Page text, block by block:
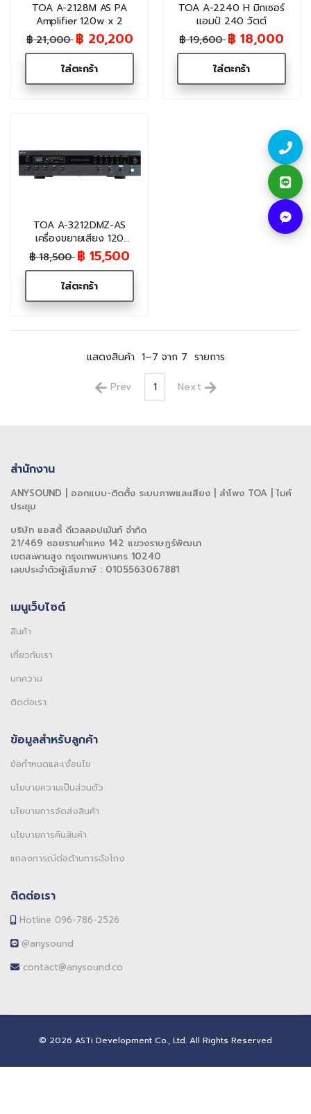
TOA A-2128M AS PA
Amplifier 120w x 2
฿ 21,000 ฿ 20,200
ใส่ตะกร้า
TOA A-2240 H มิกเซอร์
แอมป์ 240 วัตต์
฿ 19,600฿ 18,000
ใส่ตะกร้า
TOA A-3212DMZ-AS
เครื่องขยายเสียง 120
วัตต์ (Digital Mixer
Amplifier) พร้อม
Bluetooth และแยก 5 โซน
฿ 18,500฿ 15,500
ใส่ตะกร้า
แสดงสินค้า 1–7 จาก 7 รายการ
Prev 1 Next
สำนักงาน
ANYSOUND | ออกแบบ-ติดตั้ง ระบบภาพและเสียง | ลำโพง TOA | ไมค์
ประชุม
บริษัท แอสตี้ ดีเวลลอปเม้นท์ จำกัด
21/469 ซอยรามคำแหง 142 แขวงราษฎร์พัฒนา
เขตสะพานสูง กรุงเทพมหานคร 10240
เลขประจำตัวผู้เสียภาษี : 0105563067881
เมนูเว็บไซต์
สินค้า
เกี่ยวกับเรา
บทความ
ติดต่อเรา
ข้อมูลสำหรับลูกค้า
ข้อกำหนดและเงื่อนไข
นโยบายความเป็นส่วนตัว
นโยบายการจัดส่งสินค้า
นโยบายการคืนสินค้า
แถลงการณ์ต่อต้านการฉ้อโกง
ติดต่อเรา
Hotline 096-786-2526
@anysound
contact@anysound.co
© 2026 ASTi Development Co., Ltd. All Rights Reserved